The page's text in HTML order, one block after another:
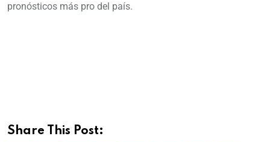
pronósticos más pro del país.
Share This Post: